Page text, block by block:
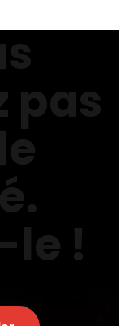
pas
le !